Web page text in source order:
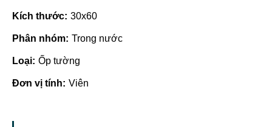
Kích thước: 30x60
Phân nhóm: Trong nước
Loại: Ốp tường
Đơn vị tính: Viên